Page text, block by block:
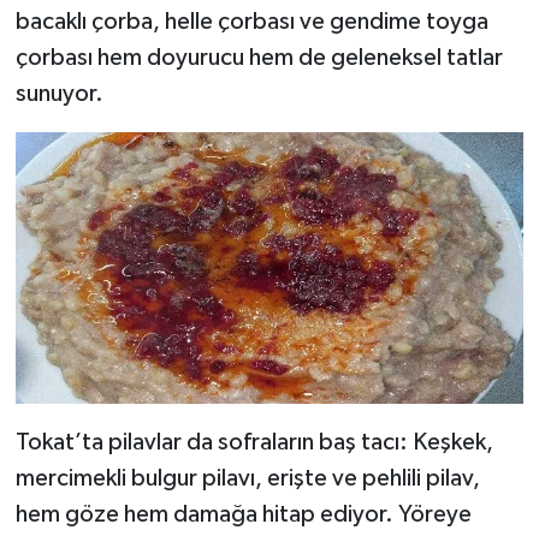
bacaklı çorba, helle çorbası ve gendime toyga
çorbası hem doyurucu hem de geleneksel tatlar
sunuyor.
Tokat’ta pilavlar da sofraların baş tacı: Keşkek,
mercimekli bulgur pilavı, erişte ve pehlili pilav,
hem göze hem damağa hitap ediyor. Yöreye